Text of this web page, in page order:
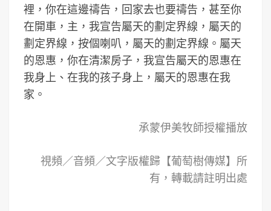
裡，你在這邊禱告，回家去也要禱告，甚至你
在開車，主，我宣告屬天的劃定界線，屬天的
劃定界線，按個喇叭，屬天的劃定界線。屬天
的恩惠，你在清潔房子，我宣告屬天的恩惠在
我身上、在我的孩子身上，屬天的恩惠在我
家。
承蒙伊美牧師授權播放
視頻／音頻／文字版權歸【葡萄樹傳媒】所
有，轉載請註明出處